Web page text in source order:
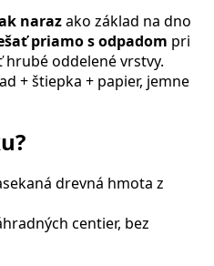
narazako základ na dno
priamo s odpadom pri
oddelené vrstvy.
+ štiepka + papier, jemne
drevná hmota z
centier, bez